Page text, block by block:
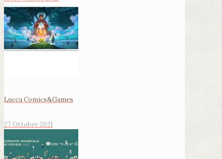
Lucca Comics&Games
27 Ottobre 2021